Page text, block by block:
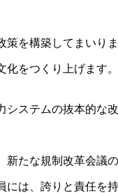
を構築してまいりま
をつくり上げます
ステムの抜本的な改
たな規制改革会議の
は、誇りと責任を